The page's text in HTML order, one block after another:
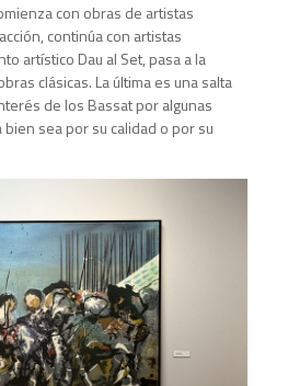
con obras de artistas
continúa con artistas
artístico Dau al Set, pasa a la
clásicas. La última es una salta
de los Bassat por algunas
sea por su calidad o por su